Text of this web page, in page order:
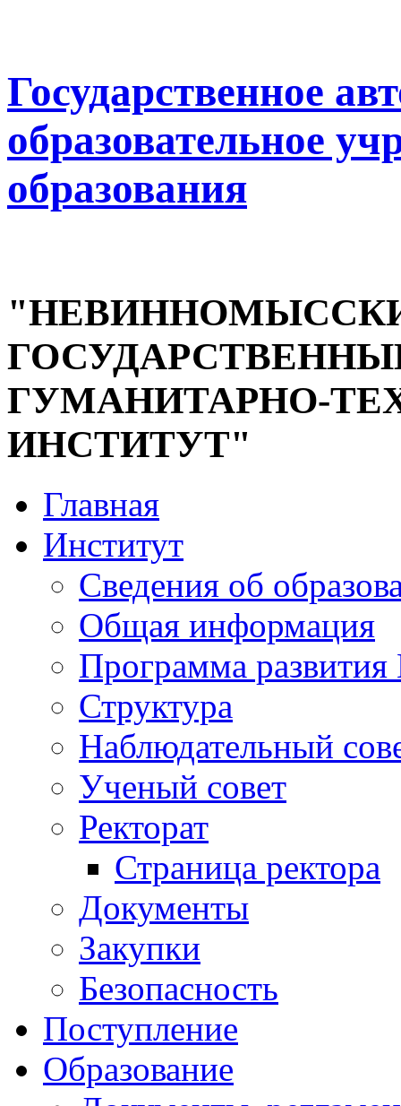
Государственное
образовательное
образования
ГУМАНИТАРНО-
ИНСТИТУТ"
Главная
Институт
Сведения об
Общая информация
Программа
Структура
Наблюдательный
Ученый совет
Ректорат
Страница ректора
Документы
Закупки
Безопасность
Поступление
Образование